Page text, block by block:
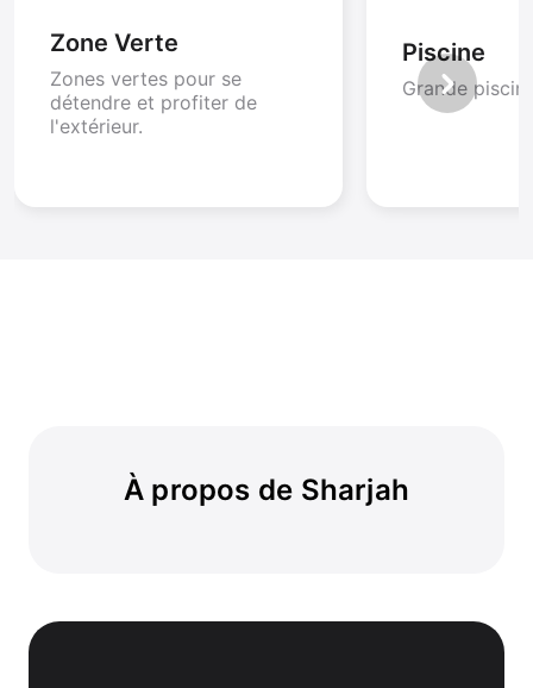
Zone Verte
Zones vertes pour se
détendre et profiter de
l'extérieur.
Piscine
Grande
À propos de Sharjah